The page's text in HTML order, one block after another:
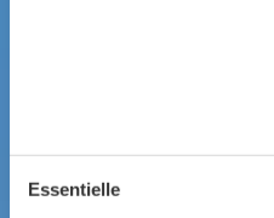
Essentielle